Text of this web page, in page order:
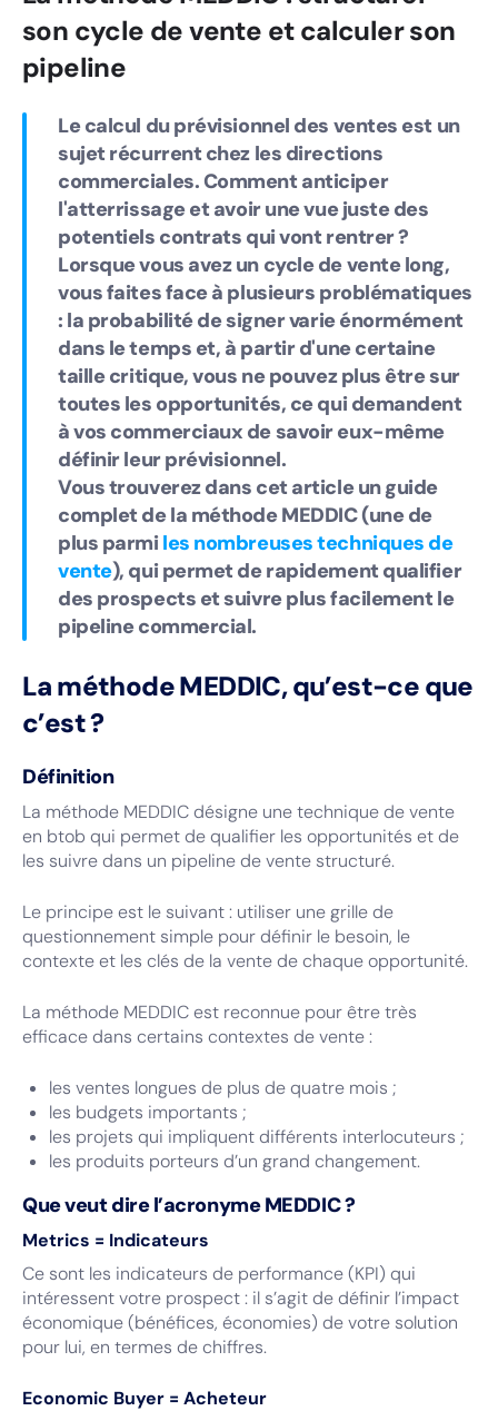
son cycle de vente et calculer son
pipeline
Le calcul du prévisionnel des ventes est un
sujet récurrent chez les directions
commerciales. Comment anticiper
l'atterrissage et avoir une vue juste des
potentiels contrats qui vont rentrer ?
Lorsque vous avez un cycle de vente long,
vous faites face à plusieurs problématiques
: la probabilité de signer varie énormément
dans le temps et, à partir d'une certaine
taille critique, vous ne pouvez plus être sur
toutes les opportunités, ce qui demandent
à vos commerciaux de savoir eux-même
définir leur prévisionnel.
Vous trouverez dans cet article un guide
complet de la méthode MEDDIC (une de
plus parmiles nombreuses techniques de
vente), qui permet de rapidement qualifier
des prospects et suivre plus facilement le
pipeline commercial.
La méthode MEDDIC, qu’est-ce que
c’est ?
Définition
La méthode MEDDIC désigne une technique de vente
en btob qui permet de qualifier les opportunités et de
les suivre dans un pipeline de vente structuré.
Le principe est le suivant : utiliser une grille de
questionnement simple pour définir le besoin, le
contexte et les clés de la vente de chaque opportunité.
La méthode MEDDIC est reconnue pour être très
efficace dans certains contextes de vente :
les ventes longues de plus de quatre mois ;
les budgets importants ;
les projets qui impliquent différents interlocuteurs ;
les produits porteurs d’un grand changement.
Que veut dire l’acronyme MEDDIC ?
Metrics = Indicateurs
Ce sont les indicateurs de performance (KPI) qui
intéressent votre prospect : il s’agit de définir l’impact
économique (bénéfices, économies) de votre solution
pour lui, en termes de chiffres.
Economic Buyer = Acheteur